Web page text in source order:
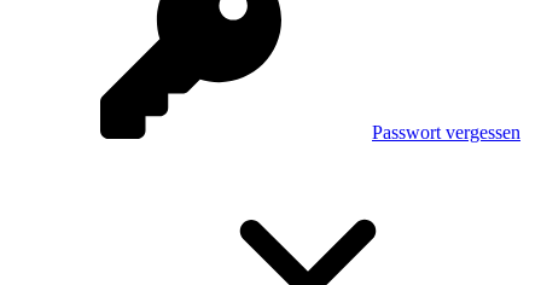
Passwort vergessen